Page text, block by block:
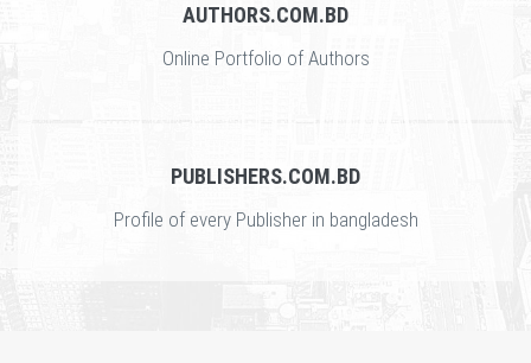
AUTHORS.COM.BD
Online Portfolio of Authors
PUBLISHERS.COM.BD
Profile of every Publisher in bangladesh